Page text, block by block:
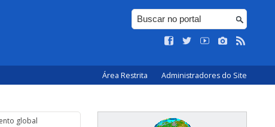
Área Restrita Administradores do Site
global